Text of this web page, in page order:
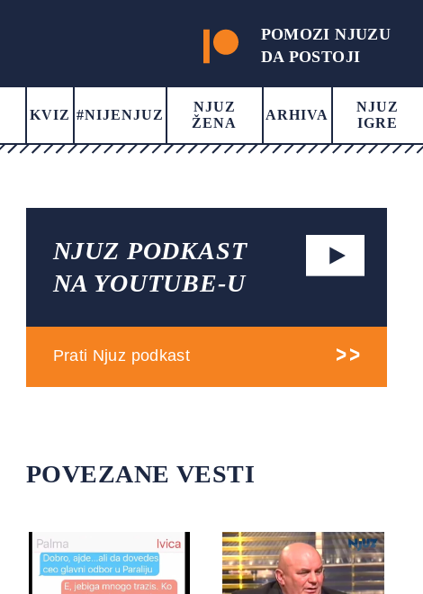
POMOZI NJUZU
DA POSTOJI
KVIZ #NIJENJUZ
NJUZ
ŽENA
ARHIVA
NJUZ
IGRE
NJUZ PODKAST
NA YOUTUBE-U
Prati Njuz podkast
POVEZANE VESTI